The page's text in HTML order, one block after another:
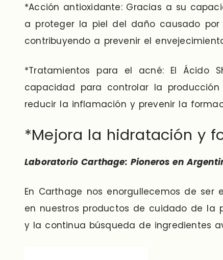
*Acción antioxidante: Gracias a su
a proteger la piel del daño causado
contribuyendo a prevenir el
*Tratamientos para el acné: El Ácido
capacidad para controlar la
reducir la inflamación y prevenir la
*Mejora la hidratación y
Laboratorio Carthage: Pioneros en
En Carthage nos enorgullecemos de ser
en nuestros productos de cuidado de la
y la continua búsqueda de ingredientes